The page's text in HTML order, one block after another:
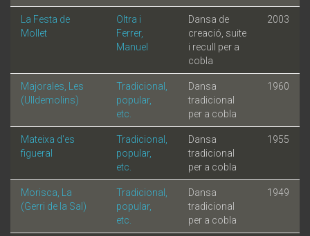
La Festa de
Mollet
Oltra i
Ferrer,
Manuel
Dansa de
creació, suite
i recull per a
cobla
2003
Majorales, Les
(Ulldemolins)
Tradicional,
popular,
etc.
Dansa
tradicional
per a cobla
1960
Mateixa d'es
figueral
Tradicional,
popular,
etc.
Dansa
tradicional
per a cobla
1955
Morisca, La
(Gerri de la Sal)
Tradicional,
popular,
etc.
Dansa
tradicional
per a cobla
1949